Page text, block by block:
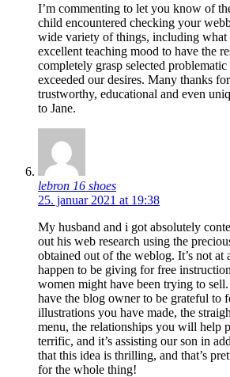
I’m commenting to let you know of
child encountered checking your
wide variety of things, including what
excellent teaching mood to have the
completely grasp selected
exceeded our desires. Many thanks
trustworthy, educational and even
to Jane.
lebron 16 shoes
25. januar 2021 at 19:38
My husband and i got absolutely
out his web research using the
obtained out of the weblog. It’s not at
happen to be giving for free
women might have been trying to
have the blog owner to be grateful to
illustrations you have made, the
menu, the relationships you will help
terrific, and it’s assisting our son in
that this idea is thrilling, and that’s
for the whole thing!